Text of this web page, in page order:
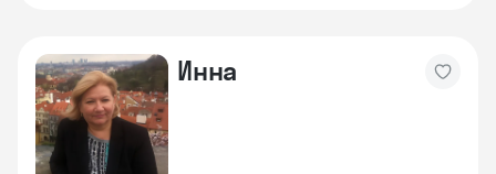
Инна